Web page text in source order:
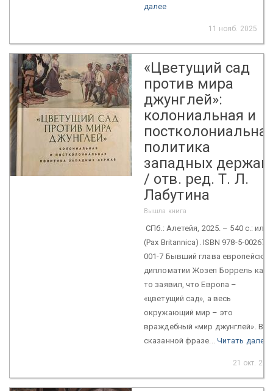
далее
11 нояб. 2025
«Цветущий сад
против мира
джунглей»:
колониальная и
политика
западных держав
/ отв. ред. Т. Л.
Лабутина
Вышла книга
СПб.: Алетейя, 2025. – 540 с.: ил.
(Pax Britannica). ISBN 978-5-00267-
001-7 Бывший глава европейской
дипломатии Жозеп Боррель как-
то заявил, что Европа –
«цветущий сад», а весь
окружающий мир – это
враждебный «мир джунглей». В
сказанной фразе... Читать далее
21 окт.